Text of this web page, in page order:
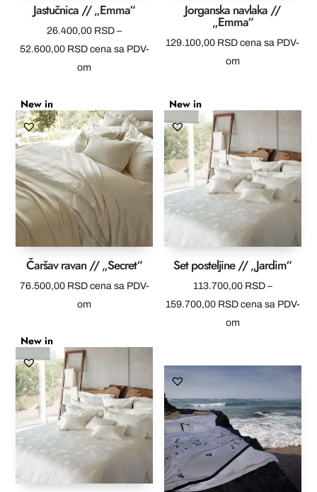
Jastučnica // „Emma“
26.400,00 RSD –
52.600,00 RSDRaspon
cena:
do
52.600,00 RSD
cena sa PDV-
om
Jorganska navlaka //
„Emma“
129.100,00 RSD cena sa PDV-
om
New in
Čaršav ravan // „Secret“
76.500,00 RSD cena sa PDV-
om
New in
Set posteljine // „Jardim“
113.700,00 RSD –
159.700,00 RSDRaspon
cena:
cena sa PDV-
om
New in